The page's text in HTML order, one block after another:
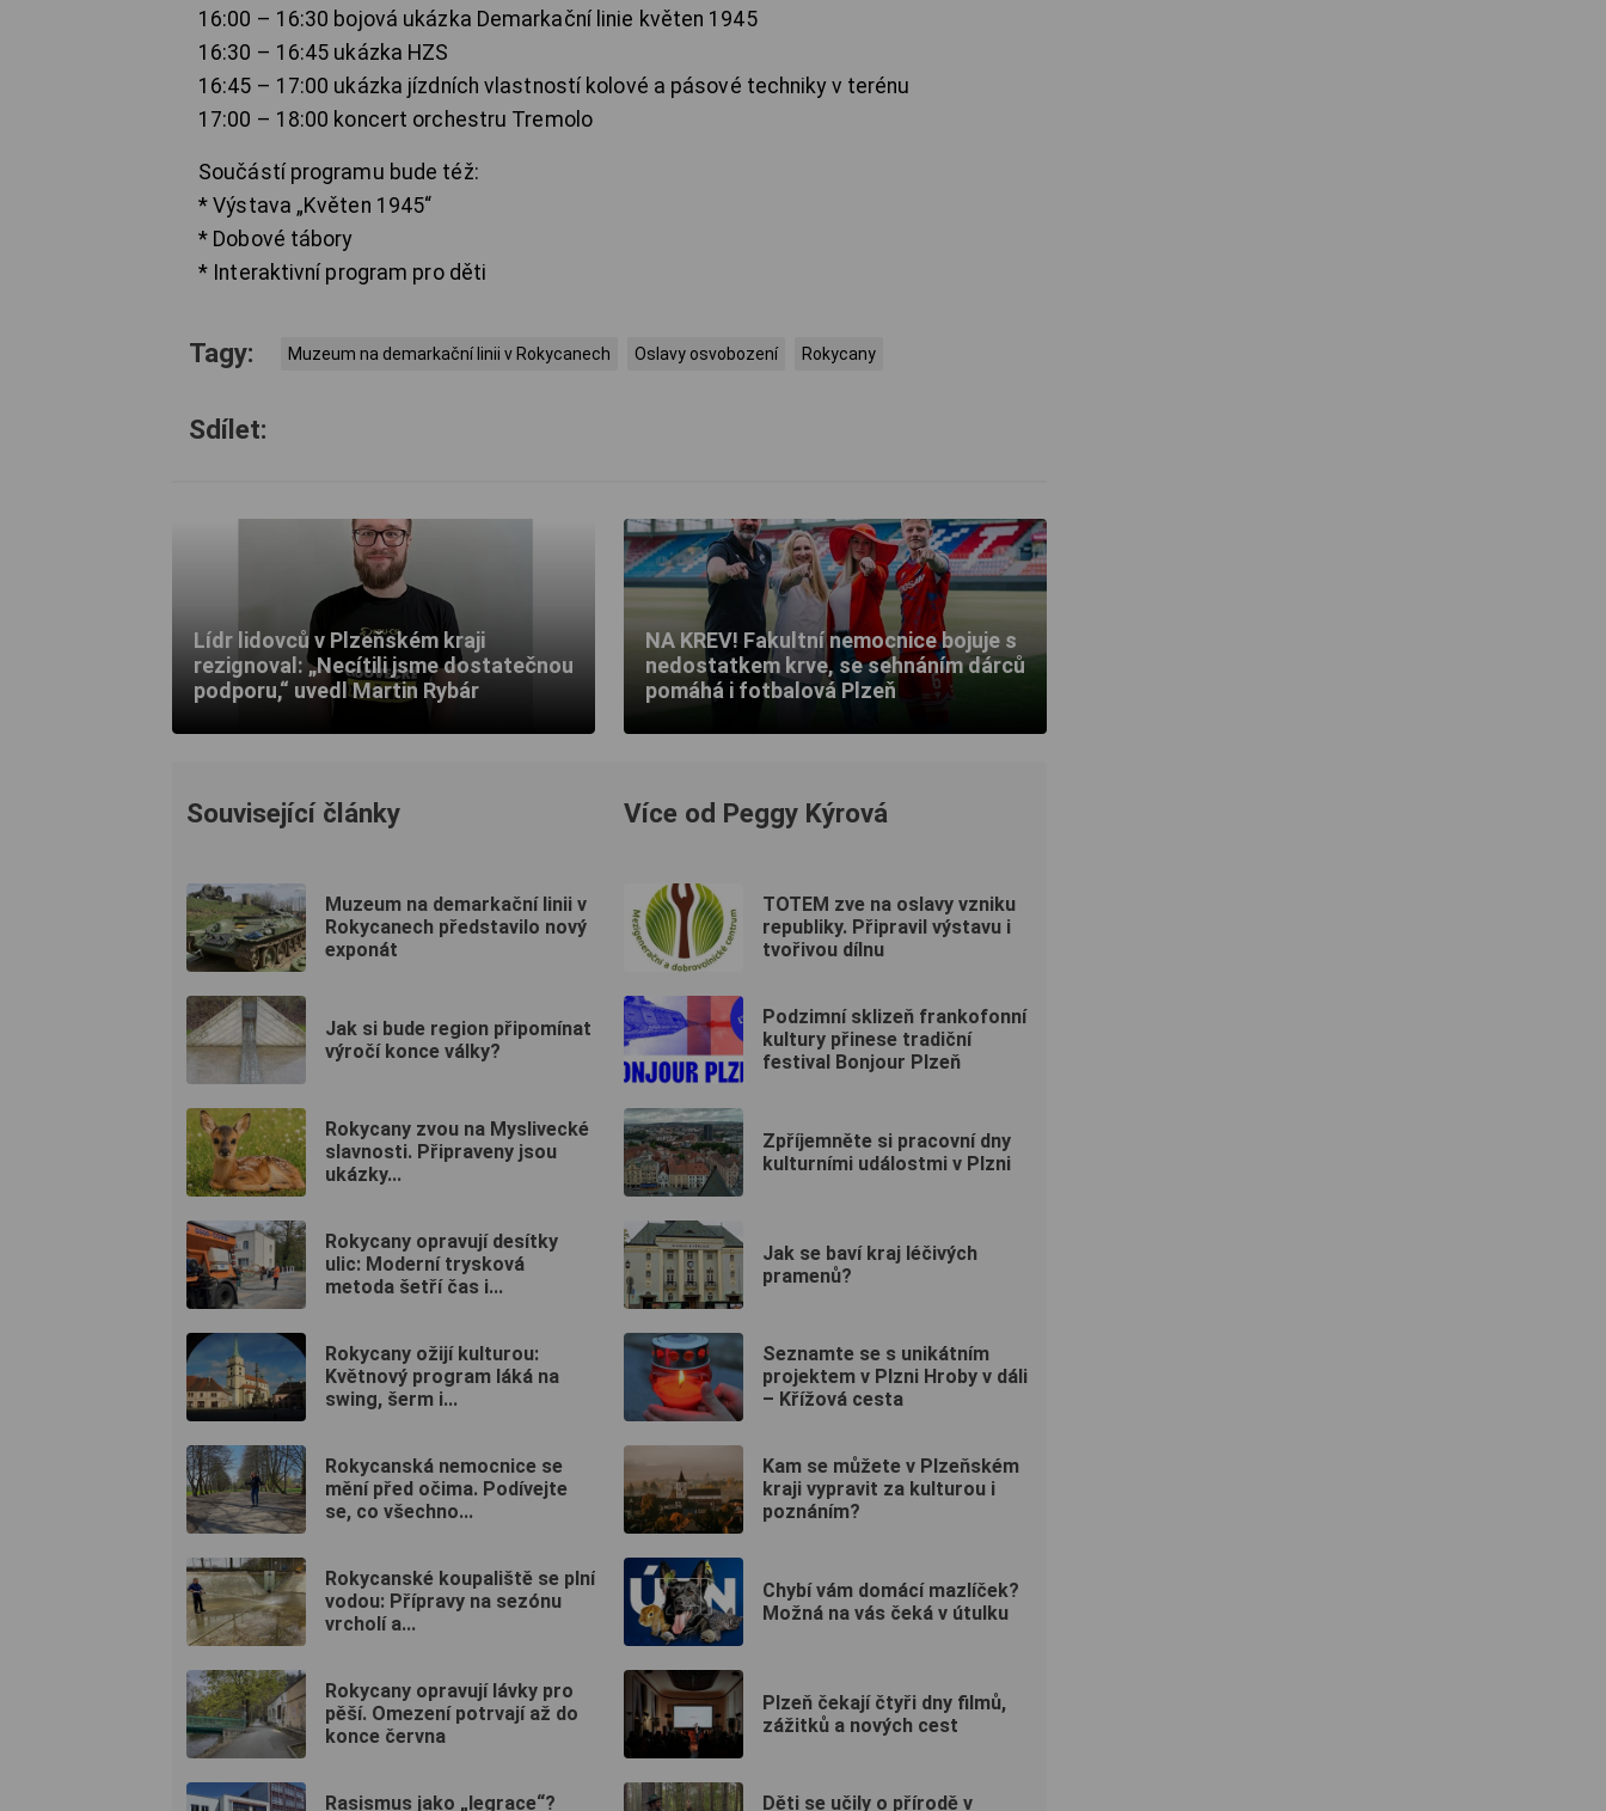
16:00 – 16:30 bojová ukázka Demarkační linie květen 1945
16:30 – 16:45 ukázka HZS
16:45 – 17:00 ukázka jízdních vlastností kolové a pásové techniky v terénu
17:00 – 18:00 koncert orchestru Tremolo
Součástí programu bude též:
* Výstava „Květen 1945“
* Dobové tábory
* Interaktivní program pro děti
Tagy: Muzeum na demarkační linii v Rokycanech Oslavy osvobození Rokycany
Sdílet:
Lídr lidovců v Plzeňském kraji
rezignoval: „Necítili jsme dostatečnou
podporu,“ uvedl Martin Rybár
NA KREV! Fakultní nemocnice bojuje s
nedostatkem krve, se sehnáním dárců
pomáhá i fotbalová Plzeň
Související články
Muzeum na demarkační linii v
Rokycanech představilo nový
exponát
Jak si bude region připomínat
výročí konce války?
Rokycany zvou na Myslivecké
slavnosti. Připraveny jsou
ukázky...
Rokycany opravují desítky
ulic: Moderní trysková
metoda šetří čas i...
Rokycany ožijí kulturou:
Květnový program láká na
swing, šerm i...
Rokycanská nemocnice se
mění před očima. Podívejte
se, co všechno...
Rokycanské koupaliště se plní
vodou: Přípravy na sezónu
vrcholí a...
Rokycany opravují lávky pro
pěší. Omezení potrvají až do
konce června
Rasismus jako „legrace“?
Více od Peggy Kýrová
TOTEM zve na oslavy vzniku
republiky. Připravil výstavu i
tvořivou dílnu
Podzimní sklizeň frankofonní
kultury přinese tradiční
festival Bonjour Plzeň
Zpříjemněte si pracovní dny
kulturními událostmi v Plzni
Jak se baví kraj léčivých
pramenů?
Seznamte se s unikátním
projektem v Plzni Hroby v dáli
– Křížová cesta
Kam se můžete v Plzeňském
kraji vypravit za kulturou i
poznáním?
Chybí vám domácí mazlíček?
Možná na vás čeká v útulku
Plzeň čekají čtyři dny filmů,
zážitků a nových cest
Děti se učily o přírodě v